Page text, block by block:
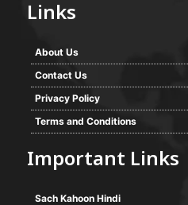
Links
About Us
Contact Us
Privacy Policy
Terms and Conditions
Important Links
Sach Kahoon Hindi